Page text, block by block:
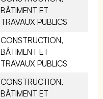
BÂTIMENT ET
TRAVAUX PUBLICS
CONSTRUCTION,
BÂTIMENT ET
TRAVAUX PUBLICS
CONSTRUCTION,
BÂTIMENT ET